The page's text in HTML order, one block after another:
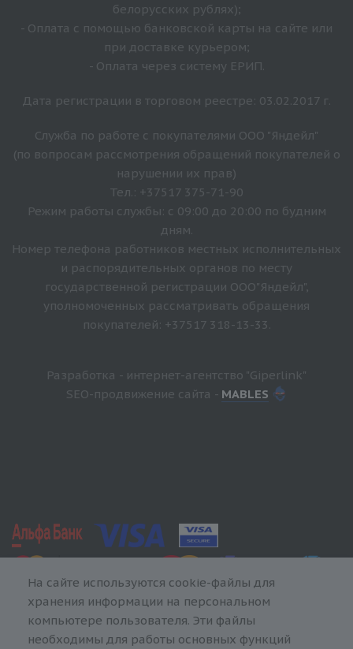
белорусских рублях);
- Оплата с помощью банковской карты на сайте или
при доставке курьером;
- Оплата через систему ЕРИП.
Дата регистрации в торговом реестре: 03.02.2017 г.
Служба по работе с покупателями ООО "Яндейл"
(по вопросам рассмотрения обращений покупателей о
нарушении их прав)
Тел.: +37517 375-71-90
Режим работы службы: с 09:00 до 20:00 по будним
дням.
Номер телефона работников местных исполнительных
и распорядительных органов по месту
государственной регистрации ООО"Яндейл",
уполномоченных рассматривать обращения
покупателей: +37517 318-13-33.
Разработка - интернет-агентство "Giperlink"
SEO-продвижение сайта - MABLES
На сайте используются cookie-файлы для
хранения информации на персональном
компьютере пользователя. Эти файлы
необходимы для работы основных функций